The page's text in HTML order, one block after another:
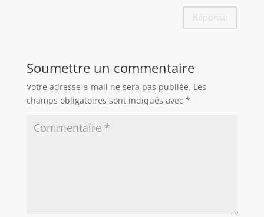
Réponse
Soumettre un commentaire
Votre adresse e-mail ne sera pas publiée. Les
champs obligatoires sont indiqués avec *